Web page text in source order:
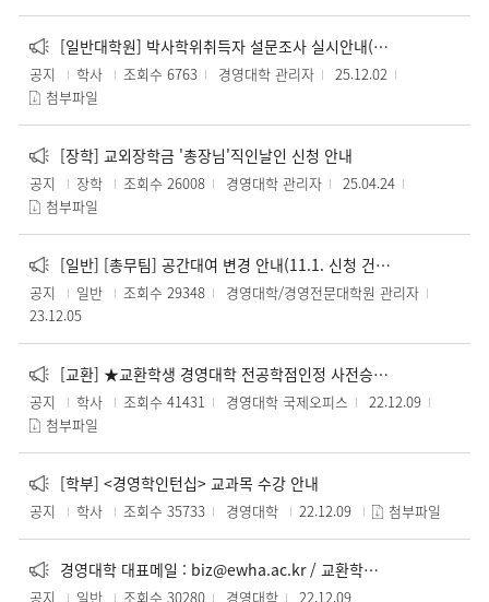
[일반대학원] 박사학위취득자 설문조사 실시안내(박사학위취득자)
공지 학사 조회수 6763 경영대학 관리자
25.12.02
첨부파일
[장학] 교외장학금 '총장님'직인날인 신청 안내
공지 장학 조회수 26008 경영대학 관리자
25.04.24
첨부파일
[일반] [총무팀] 공간대여 변경 안내(11.1. 신청 건부터 적용)
공지 일반 조회수 29348
경영대학/경영전문대학원 관리자
23.12.05
[교환] ★교환학생 경영대학 전공학점인정 사전승인제도 안내 (globalewha@ewha.ac.kr)
공지 학사 조회수 41431 경영대학 국제오피스
22.12.09
첨부파일
[학부] <경영학인턴십> 교과목 수강 안내
공지 학사 조회수 35733 경영대학 22.12.09 첨부파일
경영대학 대표메일 : biz@ewha.ac.kr / 교환학생학점인정: globalewha@ewha.ac.kr / 채용공고 : ccc@ewha.ac.kr
공지 일반 조회수 30280 경영대학 22.12.09